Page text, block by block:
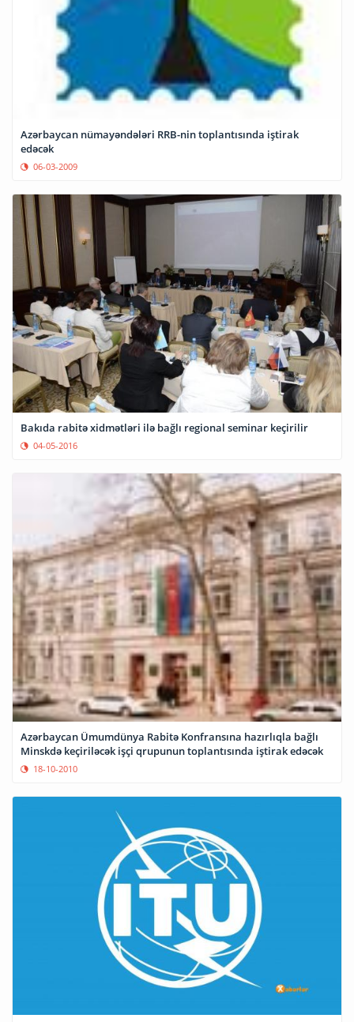
Azərbaycan nümayəndələri RRB-nin toplantısında iştirak
edəcək
06-03-2009
Bakıda rabitə xidmətləri ilə bağlı regional seminar keçirilir
04-05-2016
Azərbaycan Ümumdünya Rabitə Konfransına hazırlıqla bağlı
Minskdə keçiriləcək işçi qrupunun toplantısında iştirak edəcək
18-10-2010